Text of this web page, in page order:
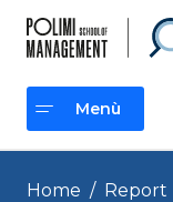
contenuto
Menù
Menù
Home / Report